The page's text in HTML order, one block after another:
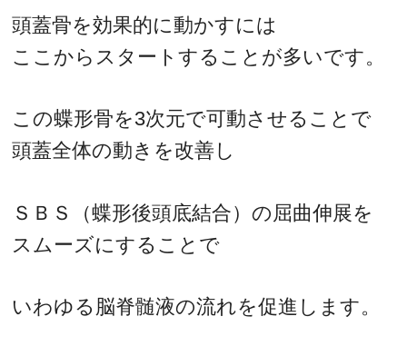
頭蓋骨を効果的に動かすには
ここからスタートすることが多いです。
この蝶形骨を3次元で可動させることで
頭蓋全体の動きを改善し
ＳＢＳ（蝶形後頭底結合）の屈曲伸展を
スムーズにすることで
いわゆる脳脊髄液の流れを促進します。